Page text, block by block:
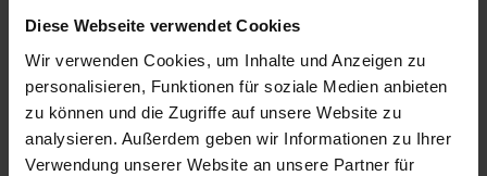
Diese Webseite verwendet Cookies
Wir verwenden Cookies, um Inhalte und Anzeigen zu
personalisieren, Funktionen für soziale Medien anbieten
zu können und die Zugriffe auf unsere Website zu
analysieren. Außerdem geben wir Informationen zu Ihrer
Verwendung unserer Website an unsere Partner für
Platte gefertigt, die nicht nur ein elegantes Aussehen,
sondern auch eine lange Lebensdauer garantiert. Der
Korpus und die Fronten sind aus 16 mm dicken
Spanplatten gefertigt, die die Festigkeit und Stabilität der